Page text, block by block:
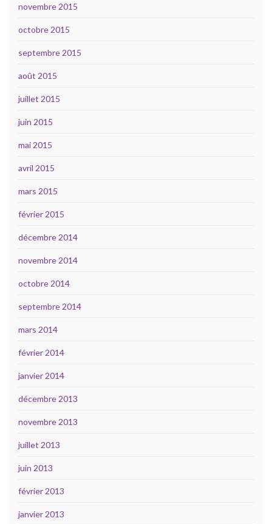
novembre 2015
octobre 2015
septembre 2015
août 2015
juillet 2015
juin 2015
mai 2015
avril 2015
mars 2015
février 2015
décembre 2014
novembre 2014
octobre 2014
septembre 2014
mars 2014
février 2014
janvier 2014
décembre 2013
novembre 2013
juillet 2013
juin 2013
février 2013
janvier 2013